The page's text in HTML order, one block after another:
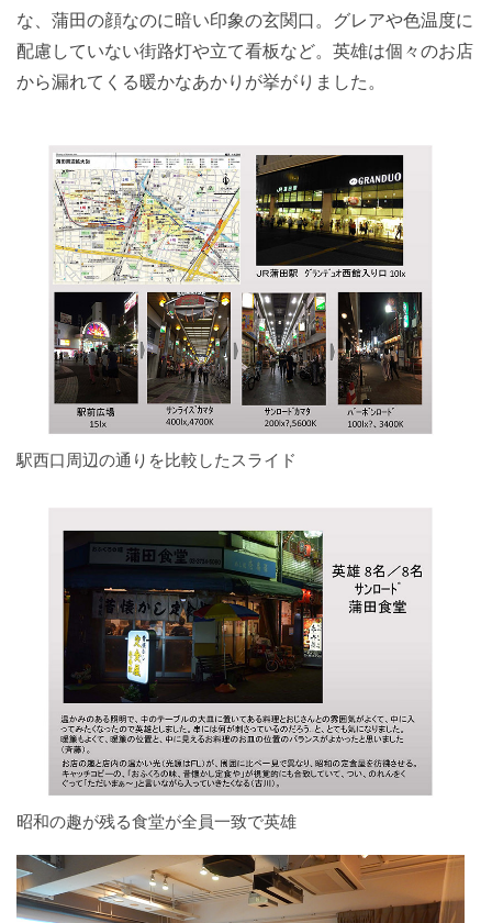
な、蒲田の顔なのに暗い印象の玄関口。グレアや色温度に
配慮していない街路灯や立て看板など。英雄は個々のお店
から漏れてくる暖かなあかりが挙がりました。
駅西口周辺の通りを比較したスライド
昭和の趣が残る食堂が全員一致で英雄